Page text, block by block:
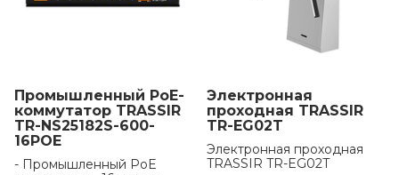
Промышленный РоЕ-
коммутатор TRASSIR
TR-NS25182S-600-
16POE
- Промышленный PoE
Электронная
проходная TRASSIR
TR-EG02T
Электронная проходная
TRASSIR TR-EG02T